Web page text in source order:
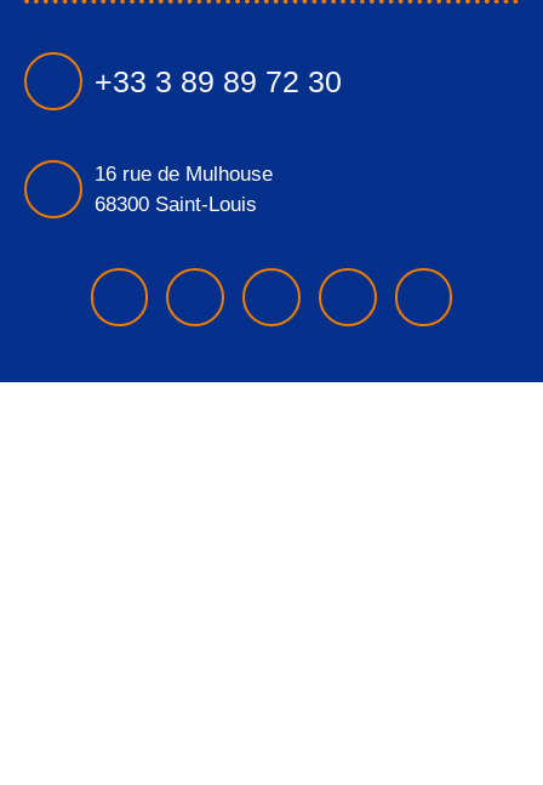
+33 3 89 89 72 30
16 rue de Mulhouse
68300 Saint-Louis